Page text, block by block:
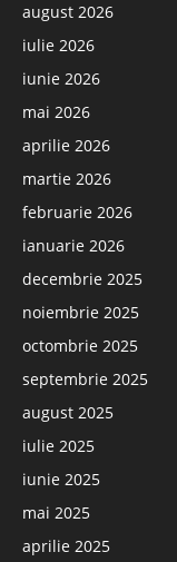
august 2026
iulie 2026
iunie 2026
mai 2026
aprilie 2026
martie 2026
februarie 2026
ianuarie 2026
decembrie 2025
noiembrie 2025
octombrie 2025
septembrie 2025
august 2025
iulie 2025
iunie 2025
mai 2025
aprilie 2025